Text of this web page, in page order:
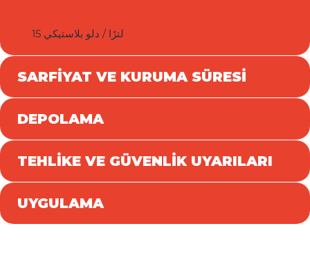
15 لترًا / دلو بلاستيكي
SARFİYAT VE KURUMA SÜRESİ
DEPOLAMA
TEHLİKE VE GÜVENLİK UYARILARI
UYGULAMA